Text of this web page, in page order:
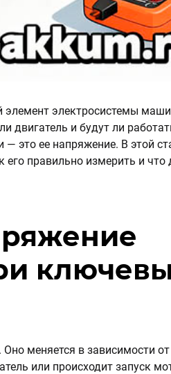
электросистемы
двигатель и будут ли
это ее напряжение. В этой
правильно измерить и что
меняется в зависимости от
или происходит запуск